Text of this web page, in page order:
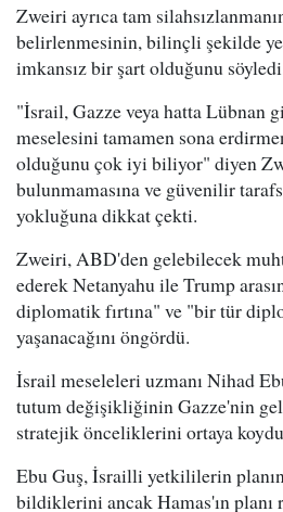
Zweiri ayrıca tam
belirlenmesinin, bilinçli şekilde
imkansız bir şart olduğunu
"İsrail, Gazze veya hatta Lübnan
meselesini tamamen sona
olduğunu çok iyi biliyor" diyen
bulunmamasına ve güvenilir
yokluğuna dikkat çekti.
Zweiri, ABD'den gelebilecek
ederek Netanyahu ile Trump
diplomatik fırtına" ve "bir tür
yaşanacağını öngördü.
İsrail meseleleri uzmanı Nihad
tutum değişikliğinin Gazze'nin
stratejik önceliklerini ortaya
Ebu Guş, İsrailli yetkililerin planın
bildiklerini ancak Hamas'ın planı